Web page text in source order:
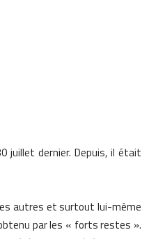
juillet dernier. Depuis, il était
autres et surtout lui-même
par les « forts restes ».